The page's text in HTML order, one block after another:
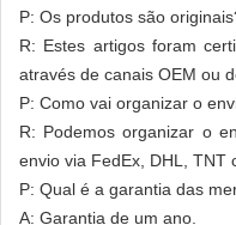
P: Os produtos são
R: Estes artigos foram
através de canais OEM ou
P: Como vai organizar o
R: Podemos organizar o
envio via FedEx, DHL, TNT
P: Qual é a garantia das
A: Garantia de um ano.